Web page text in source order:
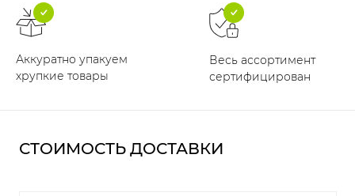
Аккуратно упакуем
хрупкие товары
Весь ассортимент
сертифицирован
СТОИМОСТЬ ДОСТАВКИ